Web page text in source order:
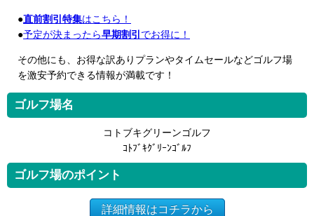
●直前割引特集はこちら！
●予定が決まったら早期割引 でお得に！
その他にも、お得な訳ありプランやタイムセールなどゴルフ場
を激安予約できる情報が満載です！
ゴルフ場名
コトブキグリーンゴルフ
ｺﾄﾌﾞｷｸﾞﾘｰﾝｺﾞﾙﾌ
ゴルフ場のポイント
詳細情報はコチラから